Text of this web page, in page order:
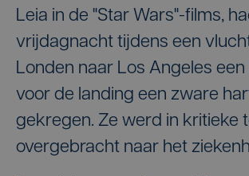
Leia in de "Star Wars"-films,
vrijdagnacht tijdens een
Londen naar Los Angeles
voor de landing een zware
gekregen. Ze werd in kritieke
overgebracht naar het